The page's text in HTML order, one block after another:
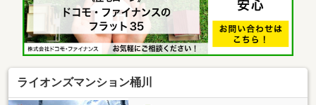
庭に面する洋室からは、リビングダイニングまで日歌
詞が差し込む透明アクリル仕様の建具に変更その他、
広々とした明るい専用庭も準備されています。ペット
飼育も可（細則あり）のマンションでもあり、生活に
ライオンズマンション桶川